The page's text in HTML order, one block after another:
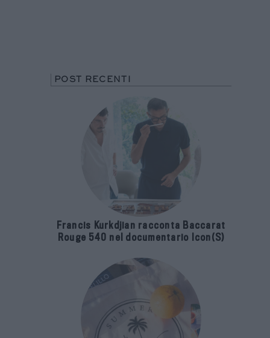
POST RECENTI
Francis Kurkdjian racconta Baccarat
Rouge 540 nel documentario Icon(S)